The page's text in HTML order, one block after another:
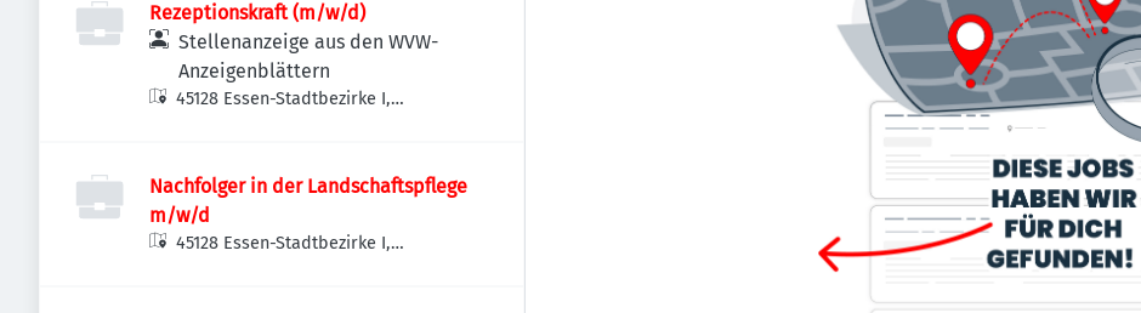
Rezeptionskraft (m/w/d)
Stellenanzeige aus den WVW-
Anzeigenblättern
45128 Essen-Stadtbezirke I,
Nachfolger in der Landschaftspflege
m/w/d
45128 Essen-Stadtbezirke I,